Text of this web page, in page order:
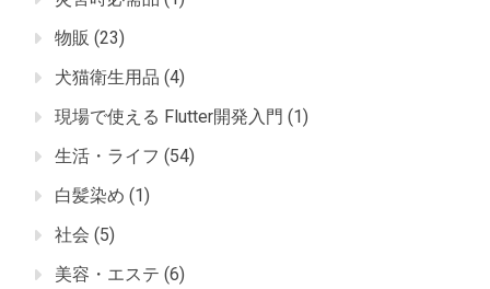
物販 (23)
犬猫衛生用品 (4)
現場で使える Flutter開発入門 (1)
生活・ライフ (54)
白髪染め (1)
社会 (5)
美容・エステ (6)